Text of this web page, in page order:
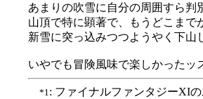
あまりの吹雪に自分の周囲すら
山頂で特に顕著で、もうどこまで
新雪に突っ込みつつようやく下山
いやでも冒険風味で楽しかったッ
*1: ファイナルファンタジーXI